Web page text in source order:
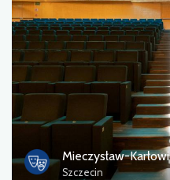
Mieczysław-
Szczecin